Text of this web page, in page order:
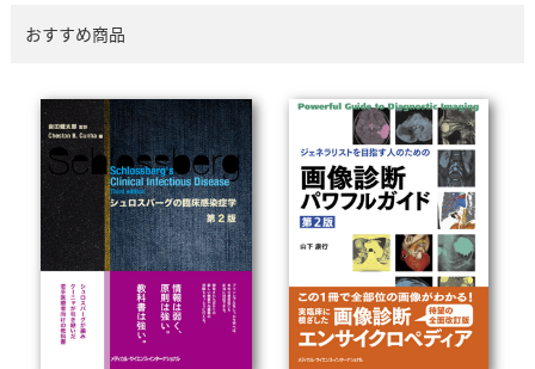
おすすめ商品